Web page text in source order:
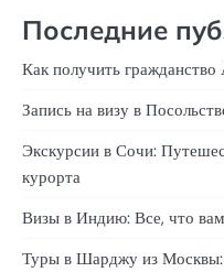
Последние
Как получить
Запись на визу в
Экскурсии в Сочи:
курорта
Визы в Индию: Все, что
Туры в Шарджу из Москвы: